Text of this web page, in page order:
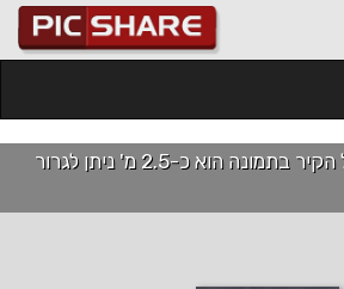
להמחשה בלבד - גודל הקיר בתמונה הוא כ-2.5 מ' ניתן לגרור